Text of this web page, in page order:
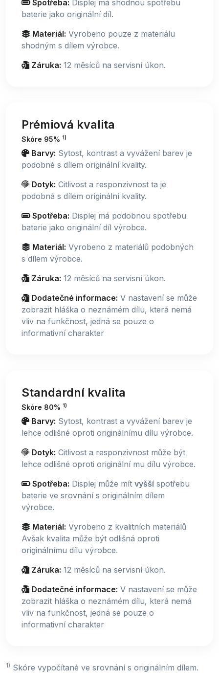
Spotřeba: Displej má shodnou spotřebu
baterie jako originální díl.
Materiál: Vyrobeno pouze z materiálu
shodným s dílem výrobce.
Záruka: 12 měsíců na servisní úkon.
Prémiová kvalita
Skóre 95% 1)
Barvy: Sytost, kontrast a vyvážení barev je
podobné s dílem originální kvality.
Dotyk: Citlivost a responzivnost ta je
podobná s dílem originální kvality.
Spotřeba: Displej má podobnou spotřebu
baterie jako originální díl výrobce.
Materiál: Vyrobeno z materiálů podobných
s dílem výrobce.
Záruka: 12 měsíců na servisní úkon.
Dodatečné informace: V nastavení se může
zobrazit hláška o neznámém dílu, která nemá
vliv na funkčnost, jedná se pouze o
informativní charakter
Standardní kvalita
Skóre 80% 1)
Barvy: Sytost, kontrast a vyvážení barev je
lehce odlišné oproti originálnímu dílu výrobce.
Dotyk: Citlivost a responzivnost může být
lehce odlišné oproti originální mu dílu výrobce.
Spotřeba: Displej může mít vyšší spotřebu
baterie ve srovnání s originálním dílem
výrobce.
Materiál: Vyrobeno z kvalitních materiálů
Avšak kvalita může být odlišná oproti
originálnímu dílu výrobce.
Záruka: 12 měsíců na servisní úkon.
Dodatečné informace: V nastavení se může
zobrazit hláška o neznámém dílu, která nemá
vliv na funkčnost, jedná se pouze o
informativní charakter
1) Skóre vypočítané ve srovnání s originálním dílem.